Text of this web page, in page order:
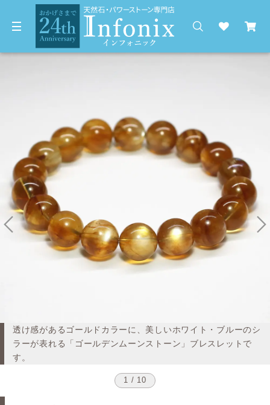
透け感があるゴールドカラーに、美しいホワイト・ブルーのシ
ラーが表れる「ゴールデンムーンストーン」ブレスレットで
す。
1 / 10